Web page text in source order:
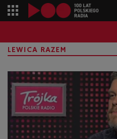
LEWICA RAZEM